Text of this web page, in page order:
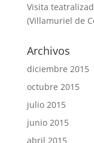
Visita
(Villamuriel de
Archivos
diciembre 2015
octubre 2015
julio 2015
junio 2015
abril 2015